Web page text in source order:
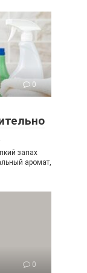
0
запах
аромат,
0